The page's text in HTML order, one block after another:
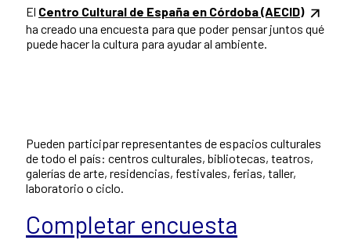
El Centro Cultural de España en Córdoba (AECID)
ha creado una encuesta para que poder pensar juntos qué
puede hacer la cultura para ayudar al ambiente.
Pueden participar representantes de espacios culturales
de todo el país: centros culturales, bibliotecas, teatros,
galerías de arte, residencias, festivales, ferias, taller,
laboratorio o ciclo.
Completar encuesta